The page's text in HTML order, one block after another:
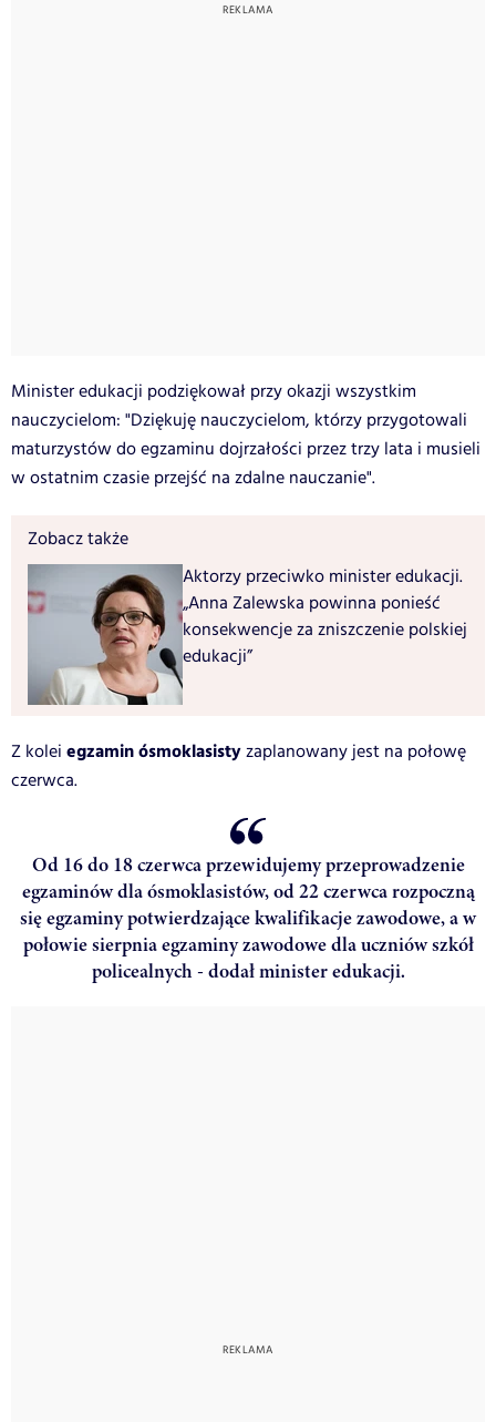
Minister edukacji podziękował przy okazji wszystkim
nauczycielom: "Dziękuję nauczycielom, którzy przygotowali
maturzystów do egzaminu dojrzałości przez trzy lata i musieli
w ostatnim czasie przejść na zdalne nauczanie".
Zobacz także
Aktorzy przeciwko minister edukacji.
„Anna Zalewska powinna ponieść
konsekwencje za zniszczenie polskiej
edukacji”
Z kolei egzamin ósmoklasistyzaplanowany jest na połowę
czerwca.
Od 16 do 18 czerwca przewidujemy przeprowadzenie
egzaminów dla ósmoklasistów, od 22 czerwca rozpoczną
się egzaminy potwierdzające kwalifikacje zawodowe, a w
połowie sierpnia egzaminy zawodowe dla uczniów szkół
policealnych - dodał minister edukacji.